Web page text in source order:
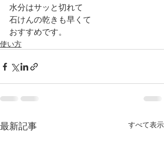
水分はサッと切れて
石けんの乾きも早くて
おすすめです。
使い方
最新記事 すべて表示